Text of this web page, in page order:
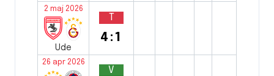
2 maj 2026
Ude
T
4:1
26 apr 2026
V